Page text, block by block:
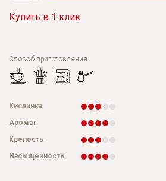
Купить в 1 клик
Способ приготовления
Кислинка
Аромат
Крепость
Насыщенность